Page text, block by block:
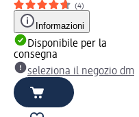
(4)
Informazioni
Disponibile per la
consegna
seleziona il negozio dm